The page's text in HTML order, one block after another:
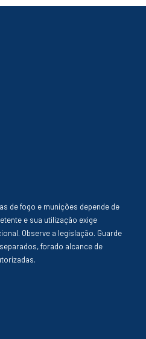
de fogo e munições depende de
e sua utilização exige
Observe a legislação. Guarde
forado alcance de